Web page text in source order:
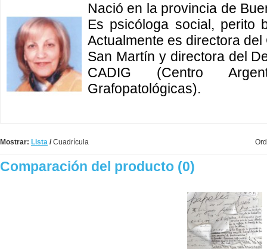
Nació en la provincia de
Es psicóloga social, perito
Actualmente es directora
San Martín y directora del
CADIG (Centro
Grafopatológicas).
Mostrar: Lista /Cuadrícula
Comparación del producto (0)